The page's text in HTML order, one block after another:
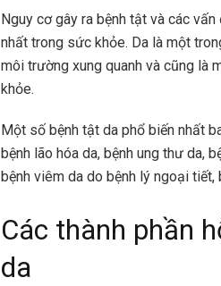
Nguy cơ gây ra bệnh tật và các
nhất trong sức khỏe. Da là một
môi trường xung quanh và cũng là
khỏe.
Một số bệnh tật da phổ biến nhất
bệnh lão hóa da, bệnh ung thư da,
bệnh viêm da do bệnh lý ngoại
Các thành phần
da